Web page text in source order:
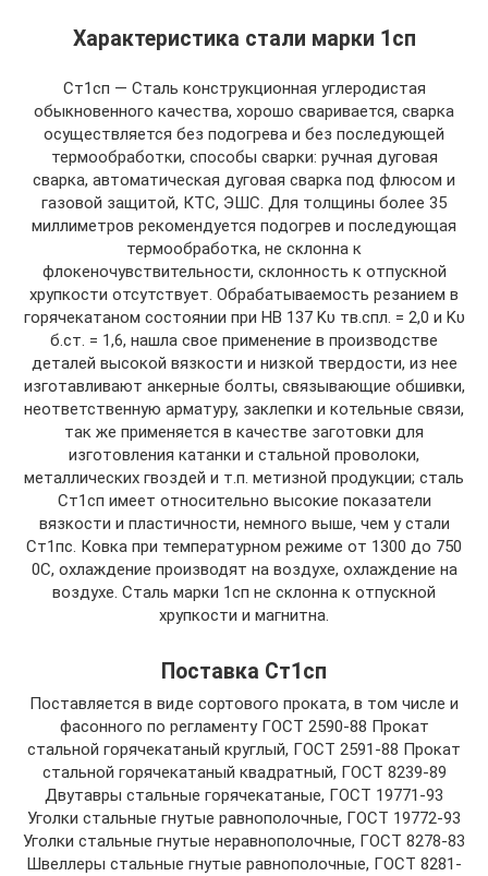
Характеристика стали марки 1сп
Ст1сп — Сталь конструкционная углеродистая
обыкновенного качества, хорошо сваривается, сварка
осуществляется без подогрева и без последующей
термообработки, способы сварки: ручная дуговая
сварка, автоматическая дуговая сварка под флюсом и
газовой защитой, КТС, ЭШС. Для толщины более 35
миллиметров рекомендуется подогрев и последующая
термообработка, не склонна к
флокеночувствительности, склонность к отпускной
хрупкости отсутствует. Обрабатываемость резанием в
горячекатаном состоянии при НВ 137 Kυ тв.спл. = 2,0 и Kυ
б.ст. = 1,6, нашла свое применение в производстве
деталей высокой вязкости и низкой твердости, из нее
изготавливают анкерные болты, связывающие обшивки,
неответственную арматуру, заклепки и котельные связи,
так же применяется в качестве заготовки для
изготовления катанки и стальной проволоки,
металлических гвоздей и т.п. метизной продукции; сталь
Ст1сп имеет относительно высокие показатели
вязкости и пластичности, немного выше, чем у стали
Ст1пс. Ковка при температурном режиме от 1300 до 750
0С, охлаждение производят на воздухе, охлаждение на
воздухе. Сталь марки 1сп не склонна к отпускной
хрупкости и магнитна.
Поставка Ст1сп
Поставляется в виде сортового проката, в том числе и
фасонного по регламенту ГОСТ 2590-88 Прокат
стальной горячекатаный круглый, ГОСТ 2591-88 Прокат
стальной горячекатаный квадратный, ГОСТ 8239-89
Двутавры стальные горячекатаные, ГОСТ 19771-93
Уголки стальные гнутые равнополочные, ГОСТ 19772-93
Уголки стальные гнутые неравнополочные, ГОСТ 8278-83
Швеллеры стальные гнутые равнополочные, ГОСТ 8281-